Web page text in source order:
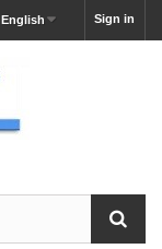
Sign in
English